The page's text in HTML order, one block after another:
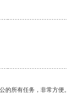
的所有任务，非常方便。